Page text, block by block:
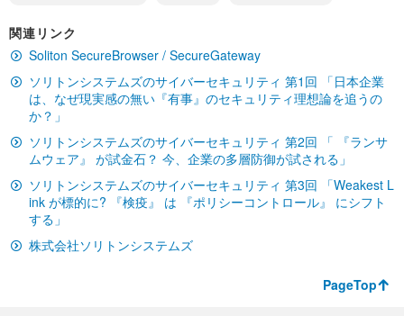
関連リンク
Soliton SecureBrowser / SecureGateway
ソリトンシステムズのサイバーセキュリティ 第1回 「日本企業
は、なぜ現実感の無い『有事』のセキュリティ理想論を追うの
か？」
ソリトンシステムズのサイバーセキュリティ 第2回 「 『ランサ
ムウェア』 が試金石？ 今、企業の多層防御が試される」
ソリトンシステムズのサイバーセキュリティ 第3回 「Weakest L
ink が標的に? 『検疫』 は 『ポリシーコントロール』 にシフト
する」
株式会社ソリトンシステムズ
PageTop